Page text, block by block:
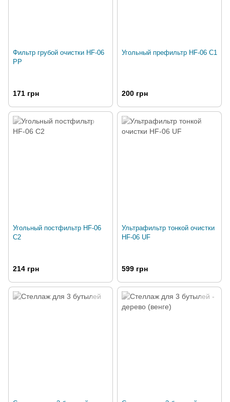
Фильтр грубой очистки HF-06
PP
171 грн
Угольный префильтр HF-06 C1
200 грн
Угольный постфильтр HF-06
C2
214 грн
Ультрафильтр тонкой очистки
HF-06 UF
599 грн